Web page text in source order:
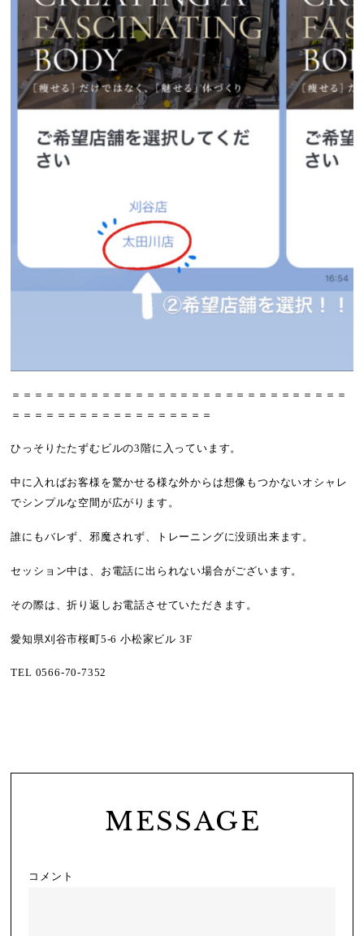
＝＝＝＝＝＝＝＝＝＝＝＝＝＝＝＝＝＝＝＝＝＝＝＝＝＝＝＝＝＝
＝＝＝＝＝＝＝＝＝＝＝＝＝＝＝＝＝＝
ひっそりたたずむビルの3階に入っています。
中に入ればお客様を驚かせる様な外からは想像もつかないオシャレ
でシンプルな空間が広がります。
誰にもバレず、邪魔されず、トレーニングに没頭出来ます。
セッション中は、お電話に出られない場合がございます。
その際は、折り返しお電話させていただきます。
愛知県刈谷市桜町5-6 小松家ビル 3F
TEL 0566-70-7352
MESSAGE
コメント